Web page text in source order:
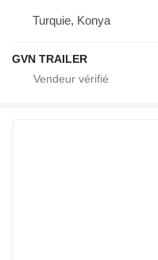
Turquie, Konya
GVN TRAILER